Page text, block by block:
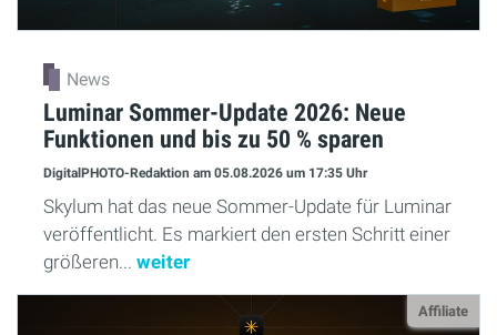
News
Luminar Sommer-Update 2026: Neue
Funktionen und bis zu 50 % sparen
DigitalPHOTO-Redaktion am 05.08.2026 um 17:35 Uhr
Skylum hat das neue Sommer-Update für Luminar
veröffentlicht. Es markiert den ersten Schritt einer
größeren... weiter
Affiliate